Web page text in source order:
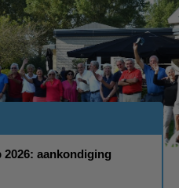
2026: aankondiging